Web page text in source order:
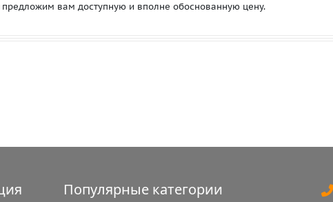
вам доступную и вполне обоснованную цену.
Популярные категории